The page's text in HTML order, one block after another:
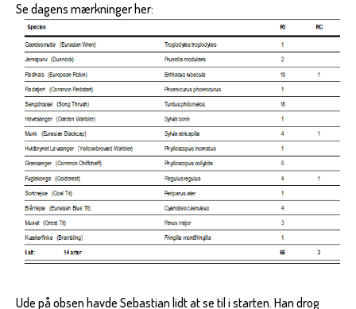
Se dagens mærkninger her:
Ude på obsen havde Sebastian lidt at se til i starten. Han drog